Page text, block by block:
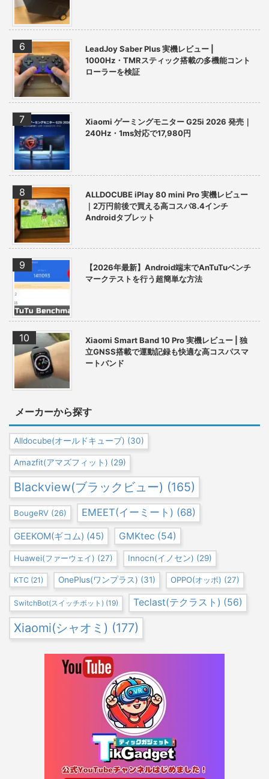
LeadJoy Saber Plus 実機レビュー |
1000Hz・TMRスティック搭載の多機能コント
ローラーを検証
Xiaomi ゲーミングモニター G25i 2026 発売｜
240Hz・1ms対応で17,980円
ALLDOCUBE iPlay 80 mini Pro 実機レビュー
｜2万円前後で買える高コスパ8.4インチ
Androidタブレット
【2026年最新】Android端末でAnTuTuベンチ
マークテストを行う超簡単な方法
Xiaomi Smart Band 10 Pro 実機レビュー | 独
立GNSS搭載で運動記録も快適な高コスパスマ
ートバンド
メーカーから探す
Alldocube(オールドキューブ) (30)
Amazfit(アマズフィット) (29)
Blackview(ブラックビュー) (165)
BougeRV (26) EMEET(イーミート) (68)
GEEKOM(ギコム) (45) GMKtec (54)
Huawei(ファーウェイ) (27) Innocn(イノセン) (29)
KTC (21) OnePlus(ワンプラス) (31) OPPO(オッポ) (27)
SwitchBot(スイッチボット) (19) Teclast(テクラスト) (56)
Xiaomi(シャオミ) (177)